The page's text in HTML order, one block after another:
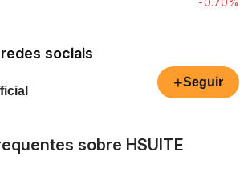
sociais
+Seguir
sobre HSUITE